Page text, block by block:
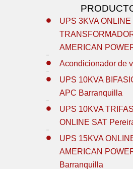
UPS 3KVA ONLINE
AMERICAN
Acondicionador de
UPS 10KVA
APC Barranquilla
UPS 10KVA
ONLINE SAT
UPS 15KVA
AMERICAN
Barranquilla